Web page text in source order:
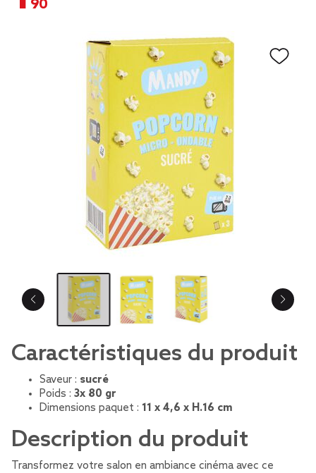
Caractéristiques du produit
Saveur : sucré
Poids : 3x 80 gr
Dimensions paquet : 11 x 4,6 x H.16 cm
Description du produit
Transformez votre salon en ambiance cinéma avec ce